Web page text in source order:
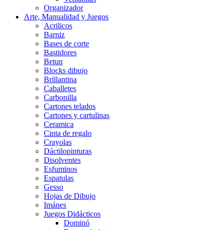
Organizador
Arte, Manualidad y Juegos
Acrilicos
Barniz
Bases de corte
Bastidores
Betun
Blocks dibujo
Brillantina
Caballetes
Carbonilla
Cartones telados
Cartones y cartulinas
Ceramica
Cinta de regalo
Crayolas
Dáctilopinturas
Disolventes
Esfuminos
Espatulas
Gesso
Hojas de Dibujo
Imánes
Juegos Didácticos
Dominó